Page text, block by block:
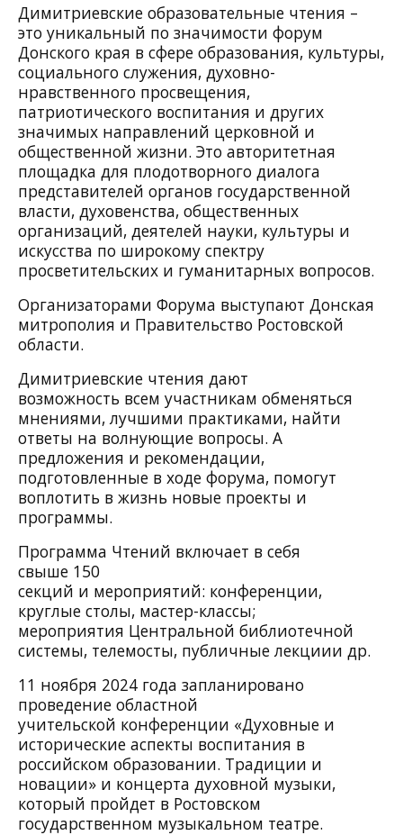
Димитриевские образовательные чтения –
это уникальный по значимости форум
Донского края в сфере образования, культуры,
социального служения, духовно-
нравственного просвещения,
патриотического воспитания и других
значимых направлений церковной и
общественной жизни. Это авторитетная
площадка для плодотворного диалога
представителей органов государственной
власти, духовенства, общественных
организаций, деятелей науки, культуры и
искусства по широкому спектру
просветительских и гуманитарных вопросов.
Организаторами Форума выступают Донская
митрополия и Правительство Ростовской
области.
Димитриевские чтения дают
возможность всем участникам обменяться
мнениями, лучшими практиками, найти
ответы на волнующие вопросы. А
предложения и рекомендации,
подготовленные в ходе форума, помогут
воплотить в жизнь новые проекты и
программы.
Программа Чтений включает в себя
свыше 150
секций и мероприятий: конференции,
круглые столы, мастер-классы;
мероприятия Центральной библиотечной
системы, телемосты, публичные лекциии др.
11 ноября 2024 года запланировано
проведение областной
учительской конференции «Духовные и
исторические аспекты воспитания в
российском образовании. Традиции и
новации» и концерта духовной музыки,
который пройдет в Ростовском
государственном музыкальном театре.